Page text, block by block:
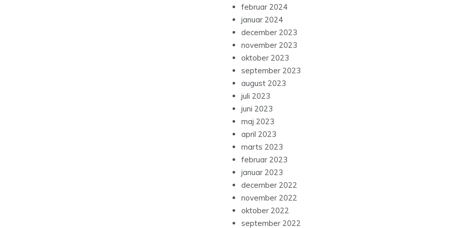
februar 2024
januar 2024
december 2023
november 2023
oktober 2023
september 2023
august 2023
juli 2023
juni 2023
maj 2023
april 2023
marts 2023
februar 2023
januar 2023
december 2022
november 2022
oktober 2022
september 2022